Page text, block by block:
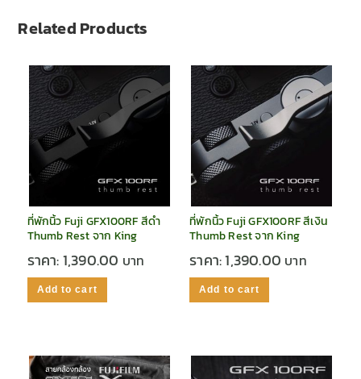
Related Products
ที่พักนิ้ว Fuji GFX100RF สีดำ
Thumb Rest จาก King
ราคา:1,390.00
Add to cart
ที่พักนิ้ว Fuji GFX100RF สีเงิน
Thumb Rest จาก King
ราคา:1,390.00
Add to cart